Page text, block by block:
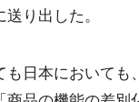
送り出した。
も日本においても